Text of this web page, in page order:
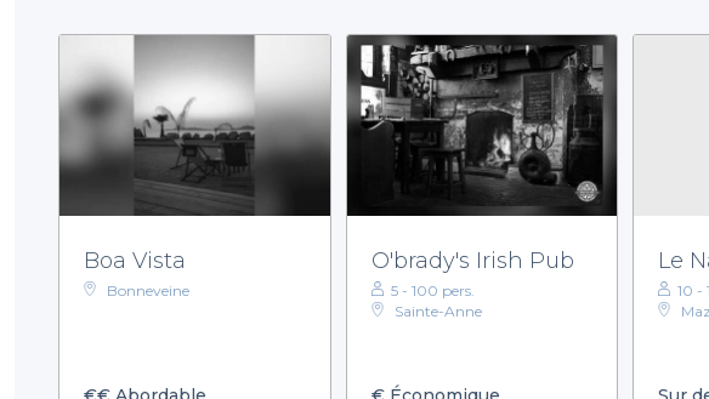
Boa Vista
Bonneveine
O'brady's Irish Pub
5 - 100 pers.
Sainte-Anne
Le
10 -